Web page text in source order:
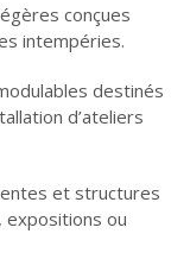
conçues
intempéries.
destinés
d’ateliers
et structures
expositions ou